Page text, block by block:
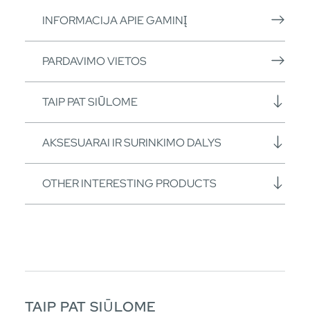
INFORMACIJA APIE GAMINĮ
PARDAVIMO VIETOS
TAIP PAT SIŪLOME
AKSESUARAI IR SURINKIMO DALYS
OTHER INTERESTING PRODUCTS
TAIP PAT SIŪLOME